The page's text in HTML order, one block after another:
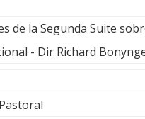
de la Segunda Suite
- Dir Richard